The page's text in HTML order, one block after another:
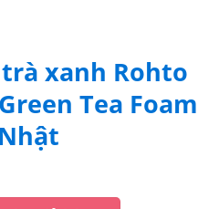
xanh Rohto
Tea Foam